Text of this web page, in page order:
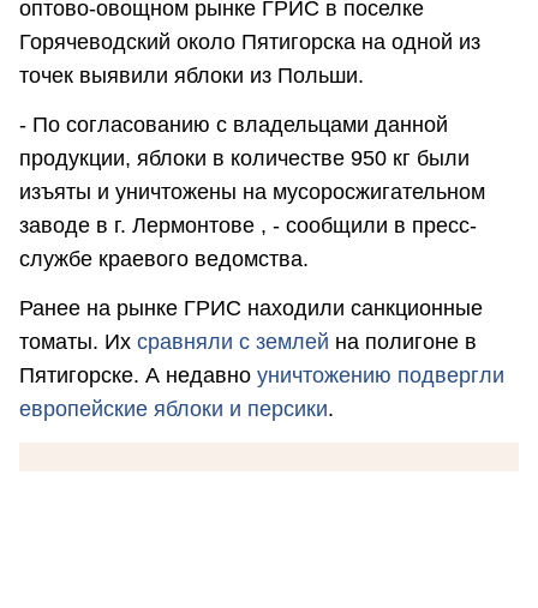
оптово-овощном рынке ГРИС в поселке
Горячеводский около Пятигорска на одной из
точек выявили яблоки из Польши.
- По согласованию с владельцами данной
продукции, яблоки в количестве 950 кг были
изъяты и уничтожены на мусоросжигательном
заводе в г. Лермонтове , - сообщили в пресс-
службе краевого ведомства.
Ранее на рынке ГРИС находили санкционные
томаты. Их сравняли с землей на полигоне в
Пятигорске. А недавно уничтожению подвергли
европейские яблоки и персики.